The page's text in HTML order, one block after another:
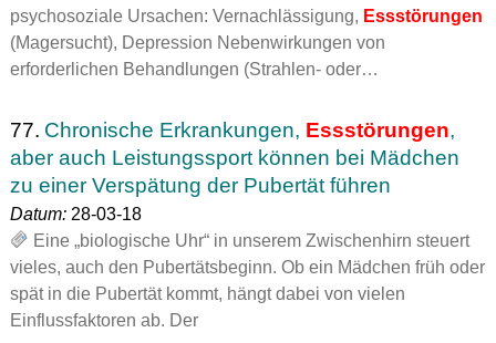
psychosoziale Ursachen: Vernachlässigung, Essstörungen
(Magersucht), Depression Nebenwirkungen von
erforderlichen Behandlungen (Strahlen- oder…
77. Chronische Erkrankungen, Essstörungen,
aber auch Leistungssport können bei Mädchen
zu einer Verspätung der Pubertät führen
Datum:28-03-18
Eine „biologische Uhr“ in unserem Zwischenhirn steuert
vieles, auch den Pubertätsbeginn. Ob ein Mädchen früh oder
spät in die Pubertät kommt, hängt dabei von vielen
Einflussfaktoren ab. Der